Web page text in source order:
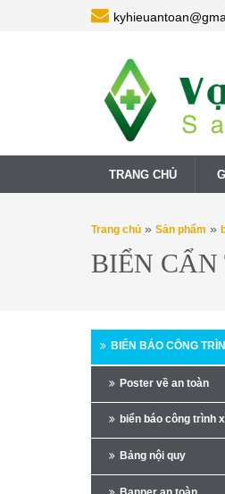
TRANG CHỦ
Trang chủ » Sản phẩm »
BIỂN
BIỂN BÁO CÔNG
Poster về an toàn
biển báo công trình
Bảng nội quy